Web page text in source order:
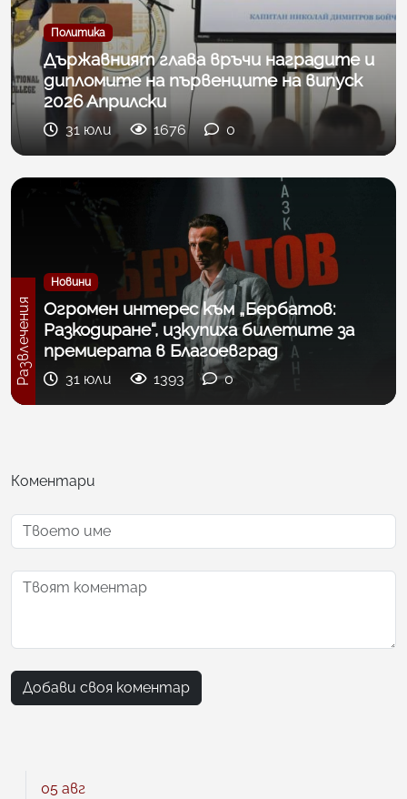
Политика
Държавният глава връчи наградите и
дипломите на първенците на випуск
2026 Априлски
31 юли 1676 0
Новини
Развлечения
Огромен интерес към „Бербатов:
Разкодиране“, изкупиха билетите за
премиерата в Благоевград
31 юли 1393 0
Коментари
Добави своя коментар
05 авг